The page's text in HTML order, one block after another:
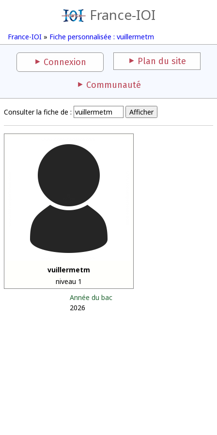
France-IOI
France-IOI » Fiche personnalisée : vuillermetm
Connexion Plan du site
Communauté
Consulter la fiche de :
vuillermetm
niveau 1
Année du bac
2026